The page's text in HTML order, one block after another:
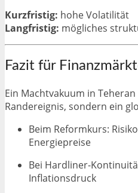
Kurzfristig: hohe Volatilität
Langfristig: mögliches
Fazit für
Ein Machtvakuum in
Randereignis, sondern ein
Beim Reformkurs:
Energiepreise
Bei Hardliner-
Inflationsdruck